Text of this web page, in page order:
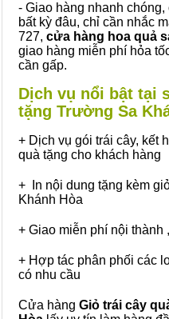
- Giao hàng nhanh
bất kỳ đâu, chỉ cần nhắc
727, cửa hàng hoa quả
giao hàng miễn phí hỏa
cần gấp.
Dịch vụ nổi bật tại
tặng Trường Sa
+ Dịch vụ gói trái cây, kết
quà tặng cho khách hàng
+ In nội dung tặng kèm
Khánh Hòa
+ Giao miễn phí nội thành
+ Hợp tác phân phối các
có nhu cầu
Cửa hàng Giỏ trái cây